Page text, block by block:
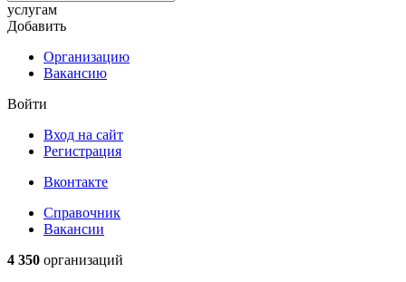
услугам
Добавить
Организацию
Вакансию
Войти
Вход на сайт
Регистрация
Вконтакте
Справочник
Вакансии
4 350 организаций